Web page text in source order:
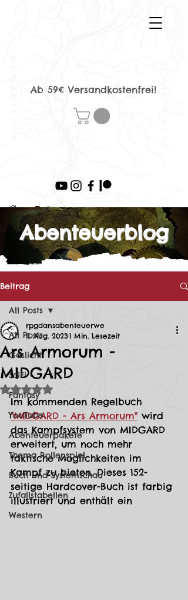
Ab 59€ Versandkostenfrei!
> Beitrag
Abenteuerblog
Beitrag
All Posts
Gaslicht
SciFi
Fantasy
YouTube
Abenteuerpakete
Thema Rollenspiel
Buch und Systemschau
Zufallstabellen
Western
All Posts
Ars Armorum -
MIDGARD
rpgdansabenteuerwe
11. Aug. 20231 Min. Lesezeit
Mit NaN von 5 Sternen bewertet.
Im kommenden Regelbuch
"MIDGARD - Ars Armorum" wird
das Kampfsystem von MIDGARD
erweitert, um noch mehr
taktische Möglichkeiten im
Kampf zu bieten. Dieses 152-
seitige Hardcover-Buch ist farbig
illustriert und enthält ein